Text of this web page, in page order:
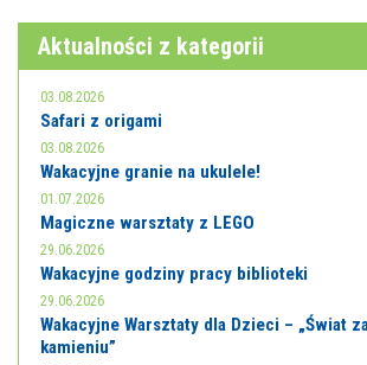
Aktualności z kategorii
03.08.2026
Safari z origami
03.08.2026
Wakacyjne granie na ukulele!
01.07.2026
Magiczne warsztaty z LEGO
29.06.2026
Wakacyjne godziny pracy biblioteki
29.06.2026
Wakacyjne Warsztaty dla Dzieci – „Świat
kamieniu”